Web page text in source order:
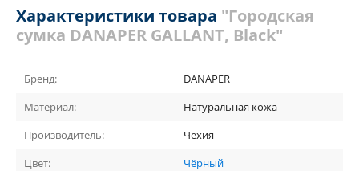
Характеристики товара "Городская
сумка DANAPER GALLANT, Black"
Бренд:
DANAPER
Материал:
Натуральная кожа
Производитель:
Чехия
Цвет:
Чёрный